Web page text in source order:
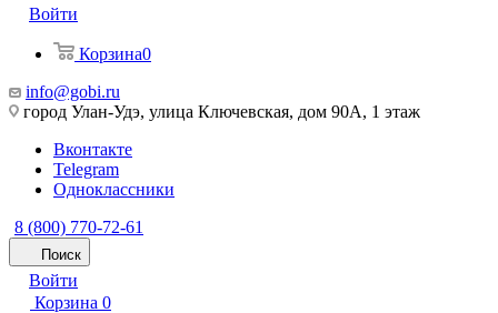
Войти
Корзина0
info@gobi.ru
город Улан-Удэ, улица Ключевская, дом 90А, 1 этаж
Вконтакте
Telegram
Одноклассники
8 (800) 770-72-61
Поиск
Войти
Корзина 0